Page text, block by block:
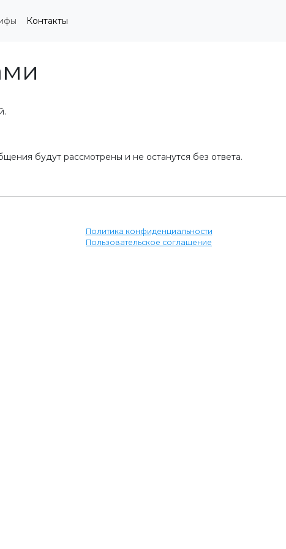
Контакты
будут рассмотрены и не останутся без ответа.
Политика конфиденциальности
Пользовательское соглашение